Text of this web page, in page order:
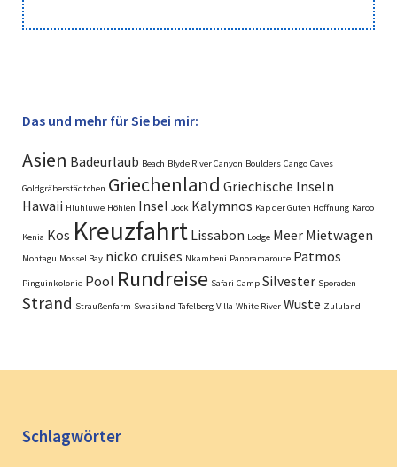
Das und mehr für Sie bei mir:
Asien Badeurlaub Beach Blyde River Canyon Boulders Cango Caves
Goldgräberstädtchen Griechenland Griechische Inseln
Hawaii Hluhluwe Höhlen Insel Jock Kalymnos Kap der Guten Hoffnung Karoo
Kenia Kos Kreuzfahrt Lissabon Lodge Meer Mietwagen
Montagu Mossel Bay nicko cruises Nkambeni Panoramaroute Patmos
Pinguinkolonie Pool Rundreise Safari-Camp Silvester Sporaden
Strand Straußenfarm Swasiland Tafelberg Villa White River Wüste Zululand
Schlagwörter